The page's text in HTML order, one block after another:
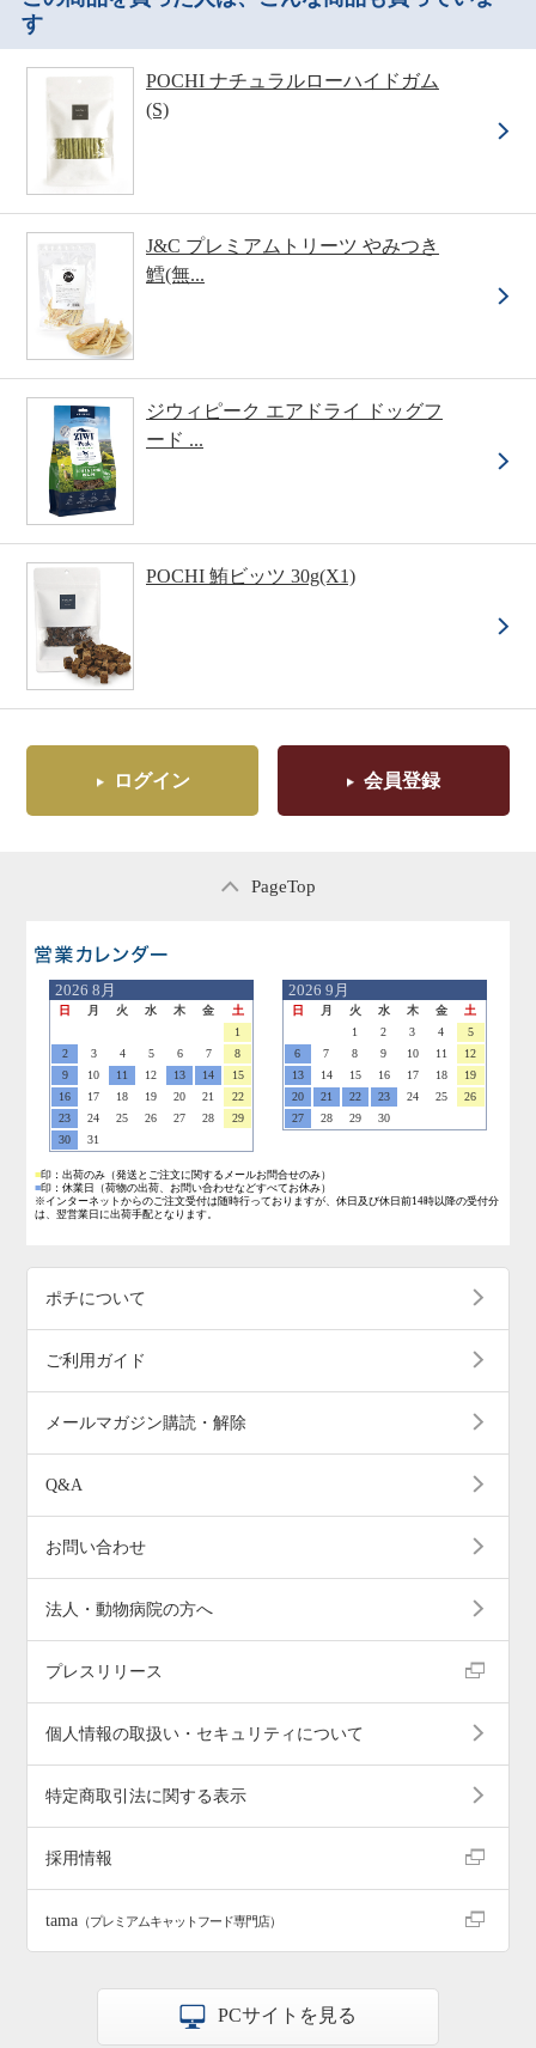
す
POCHI ナチュラルローハイドガム
(S)
J&C プレミアムトリーツ やみつき
鱈(無...
ジウィピーク エアドライ ドッグフ
ード ...
POCHI 鮪ビッツ 30g(X1)
ログイン 会員登録
PageTop
2026 8月
日 月 火 水 木 金
土
1
2
3 4 5 6 7
8
9
10 11 12 13 14
15
16
17 18 19 20 21
22
23
24 25 26 27 28
29
30
31
2026 9月
日 月 火 水 木 金
土
1
2 3 4
5
6
7 8 9 10 11
12
13
14 15 16 17 18
19
20
21 22 23 24 25
26
27
28 29 30
■印：出荷のみ （発送とご注文に関するメールお問合せのみ）
■印：休業日
（荷物の出荷、お問い合わせなどすべてお休み）
※インターネットからのご注文受付は随時行っておりますが、休日及び休日前14時以降の受付分
は、翌営業日に出荷手配となります。
ポチについて
ご利用ガイド
メールマガジン購読・解除
Q&A
お問い合わせ
法人・動物病院の方へ
プレスリリース
個人情報の取扱い・セキュリティについて
特定商取引法に関する表示
採用情報
tama （プレミアムキャットフード専門店）
PCサイトを見る